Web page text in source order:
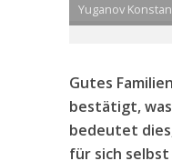
Yuganov
Gutes
bestätigt,
bedeutet
für sich